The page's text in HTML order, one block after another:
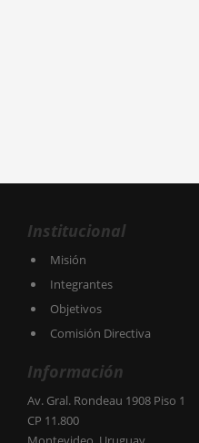
Institucional
Misión
Integrantes
Objetivos
Comisión Directiva
Información
Av. Gral. Rondeau 1908 Piso 1
CP 11.800